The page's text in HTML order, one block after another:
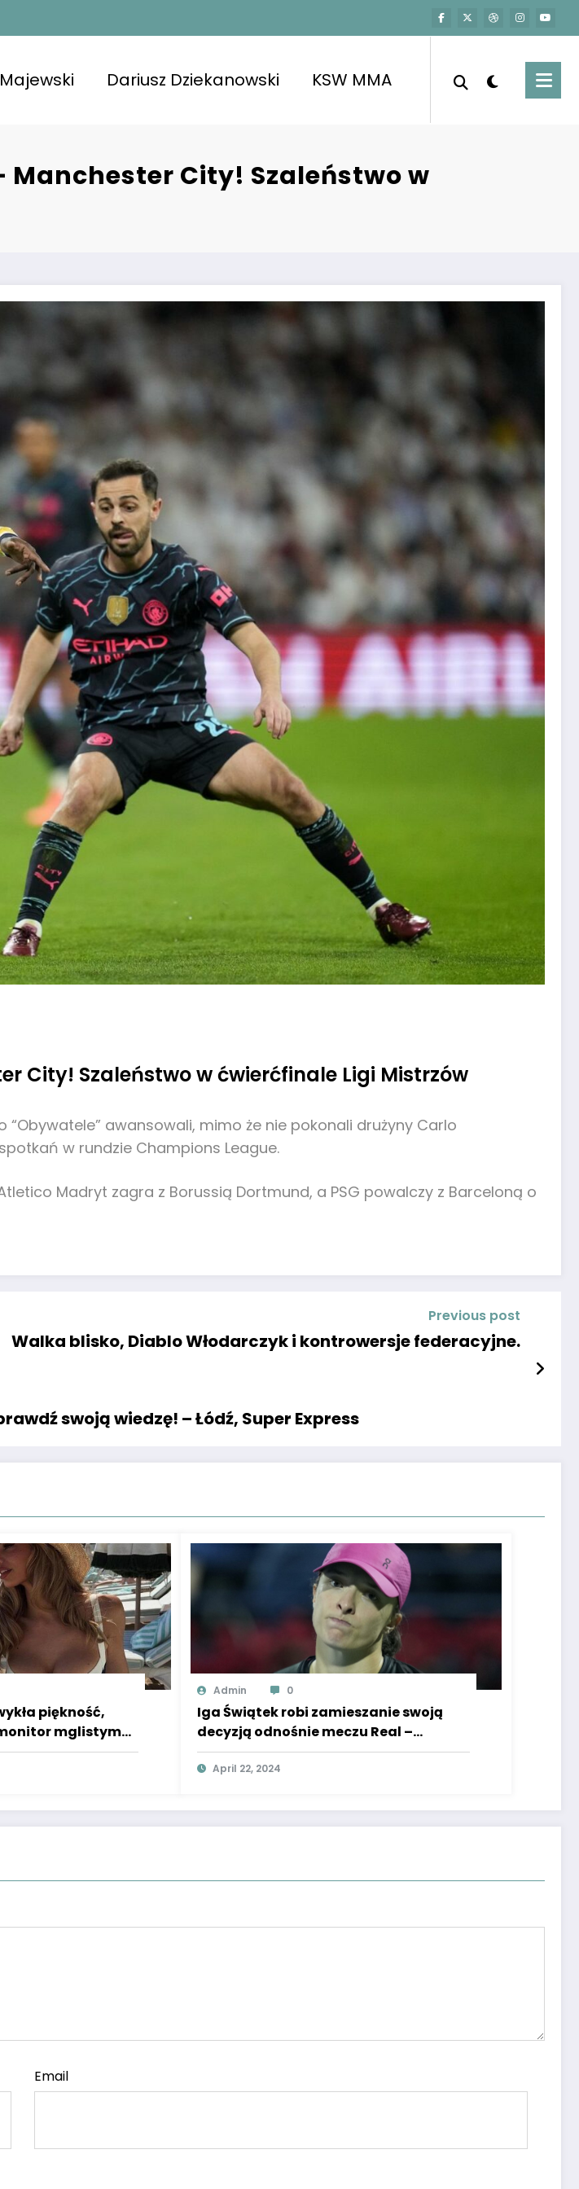
Dariusz Dziekanowski KSW MMA
City! Szaleństwo w
City! Szaleństwo w ćwierćfinale Ligi Mistrzów
awansowali, mimo że nie pokonali drużyny Carlo
w rundzie Champions League.
Madryt zagra z Borussią Dortmund, a PSG powalczy z Barceloną o
Previous post
Walka blisko, Diablo Włodarczyk i kontrowersje federacyjne.
swoją wiedzę! – Łódź, Super Express
piękność,
mglistym
Jude’a
Admin 0
Iga Świątek robi zamieszanie swoją
decyzją odnośnie meczu Real –
Barcelona!
April 22, 2024
Email